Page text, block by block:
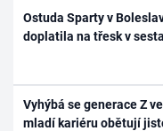
Ostuda Sparty v
doplatila na třesk v
Vyhýbá se generace Z
mladí kariéru obětují